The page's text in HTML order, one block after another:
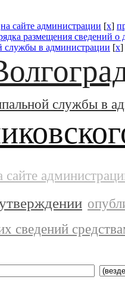
на сайте администрации [x]
размещения сведений о
службы в администрации [x]
службы в
сайте
сведений